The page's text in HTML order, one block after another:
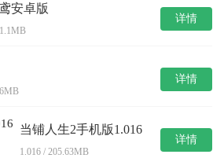
安卓版
详情
详情
当铺人生2手机版1.016
1.016 / 205.63MB
详情